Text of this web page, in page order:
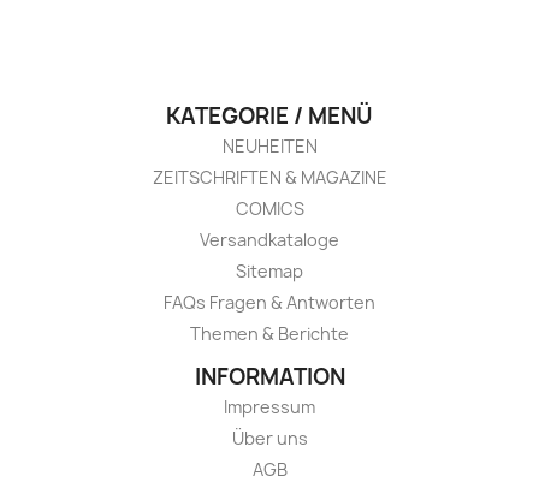
KATEGORIE / MENÜ
NEUHEITEN
ZEITSCHRIFTEN & MAGAZINE
COMICS
Versandkataloge
Sitemap
FAQs Fragen & Antworten
Themen & Berichte
INFORMATION
Impressum
Über uns
AGB